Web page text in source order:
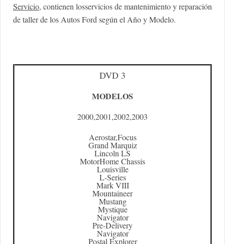
Servicio, contienen losservicios de mantenimiento y reparación
de taller de los Autos Ford según el Año y Modelo.
DVD 3
MODELOS
2000,2001,2002,2003
Aerostar,Focus
Grand Marquiz
Lincoln LS
MotorHome Chassis
Louisville
L-Series
Mark VIII
Mountaineer
Mustang
Mystique
Navigator
Pre-Delivery
Navigator
Postal Explorer